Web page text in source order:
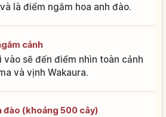
là điểm ngắm hoa anh đào.
cảnh
vào sẽ đến điểm nhìn toàn cảnh
và vịnh Wakaura.
đào (khoảng 500 cây)